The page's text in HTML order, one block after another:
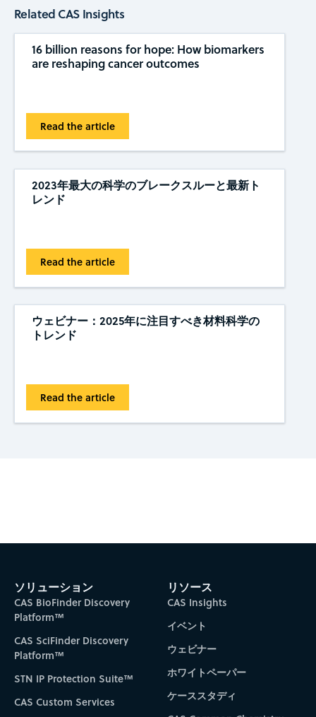
Related CAS Insights
16 billion reasons for hope: How biomarkers
are reshaping cancer outcomes
Read the article
2023年最大の科学のブレークスルーと最新ト
レンド
Read the article
ウェビナー：2025年に注目すべき材料科学の
トレンド
Read the article
ソリューション
CAS BioFinder Discovery
Platform™
CAS SciFinder Discovery
Platform™
STN IP Protection Suite™
CAS Custom Services
リソース
CAS Insights
イベント
ウェビナー
ホワイトペーパー
ケーススタディ